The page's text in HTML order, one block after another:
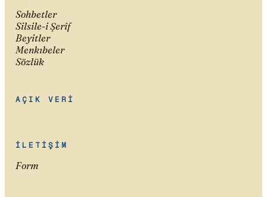
Sohbetler
Silsile-i Şerîf
Beyitler
Menkıbeler
Sözlük
AÇIK VERI
İLETIŞIM
Form